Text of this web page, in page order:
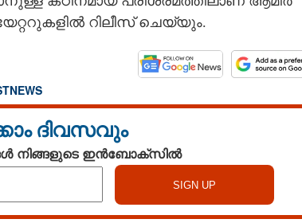
റിലീസ് ചെയ്യും.
ദിവസവും
നിങ്ങളുടെ ഇൻബോക്സിൽ